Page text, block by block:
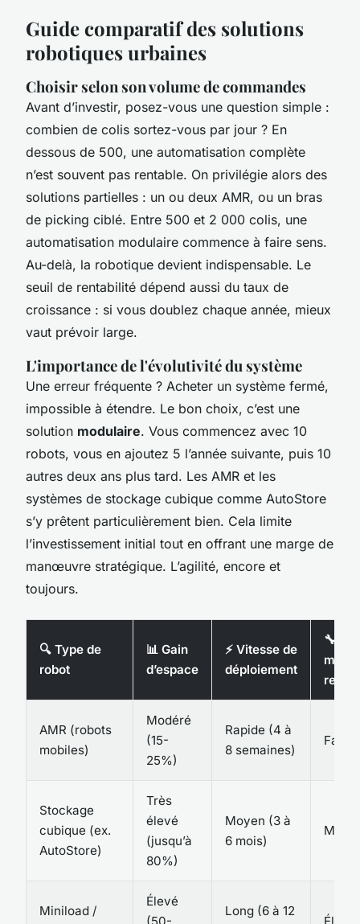
Guide comparatif des solutions
robotiques urbaines
Choisir selon son volume de commandes
Avant d’investir, posez-vous une question simple :
combien de colis sortez-vous par jour ? En
dessous de 500, une automatisation complète
n’est souvent pas rentable. On privilégie alors des
solutions partielles : un ou deux AMR, ou un bras
de picking ciblé. Entre 500 et 2 000 colis, une
automatisation modulaire commence à faire sens.
Au-delà, la robotique devient indispensable. Le
seuil de rentabilité dépend aussi du taux de
croissance : si vous doublez chaque année, mieux
vaut prévoir large.
L'importance de l'évolutivité du système
Une erreur fréquente ? Acheter un système fermé,
impossible à étendre. Le bon choix, c’est une
solution modulaire. Vous commencez avec 10
robots, vous en ajoutez 5 l’année suivante, puis 10
autres deux ans plus tard. Les AMR et les
systèmes de stockage cubique comme AutoStore
s’y prêtent particulièrement bien. Cela limite
l’investissement initial tout en offrant une marge de
manœuvre stratégique. L’agilité, encore et
toujours.
🔍 Type de
robot
📊 Gain
d’espace
⚡ Vitesse de
déploiement
🔧
relatif
AMR (robots
mobiles)
Modéré
(15-
25%)
Rapide (4 à
8 semaines)
Faible
Stockage
cubique (ex.
AutoStore)
Très
élevé
(jusqu’à
80%)
Moyen (3 à
6 mois)
Miniload /
Élevé
(50-
Long (6 à 12
Élevé